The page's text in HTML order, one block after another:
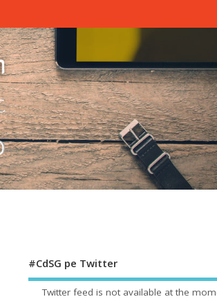
#CdSG pe Twitter
Twitter feed is not available at the